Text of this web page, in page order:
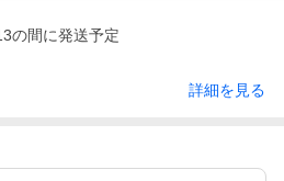
の間に発送予定
詳細を見る